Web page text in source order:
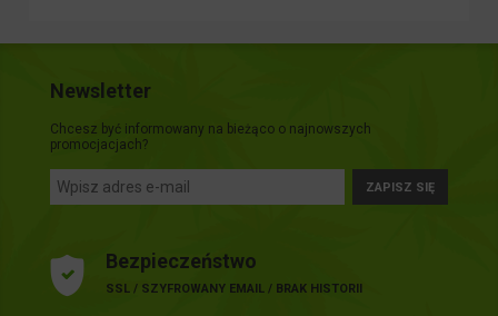
Newsletter
Chcesz być informowany na bieżąco o najnowszych
promocjacjach?
ZAPISZ SIĘ
Bezpieczeństwo
SSL / SZYFROWANY EMAIL / BRAK HISTORII